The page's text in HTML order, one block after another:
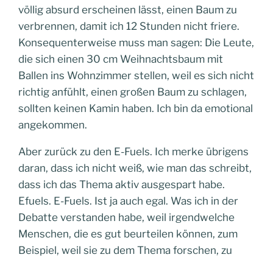
völlig absurd erscheinen lässt, einen Baum zu
verbrennen, damit ich 12 Stunden nicht friere.
Konsequenterweise muss man sagen: Die Leute,
die sich einen 30 cm Weihnachtsbaum mit
Ballen ins Wohnzimmer stellen, weil es sich nicht
richtig anfühlt, einen großen Baum zu schlagen,
sollten keinen Kamin haben. Ich bin da emotional
angekommen.
Aber zurück zu den E-Fuels. Ich merke übrigens
daran, dass ich nicht weiß, wie man das schreibt,
dass ich das Thema aktiv ausgespart habe.
Efuels. E-Fuels. Ist ja auch egal. Was ich in der
Debatte verstanden habe, weil irgendwelche
Menschen, die es gut beurteilen können, zum
Beispiel, weil sie zu dem Thema forschen, zu